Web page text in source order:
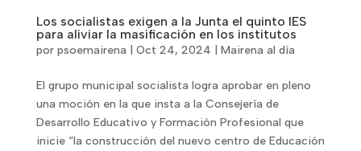
Los socialistas exigen a la Junta el quinto IES
para aliviar la masificación en los institutos
por psoemairena Oct 24, 2024 Mairena al día
El grupo municipal socialista logra aprobar en pleno
una moción en la que insta a la Consejería de
Desarrollo Educativo y Formación Profesional que
inicie “la construcción del nuevo centro de Educación